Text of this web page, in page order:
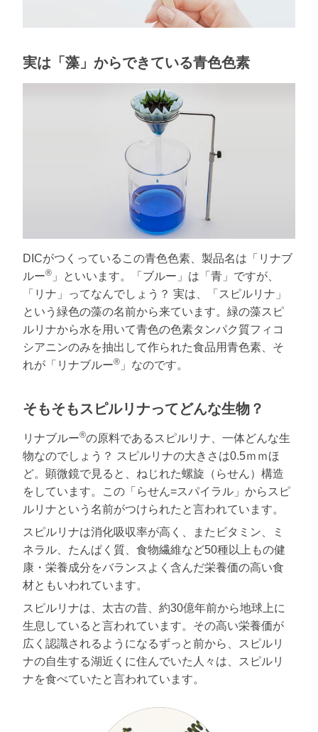
実は「藻」からできている青色色素
DICがつくっているこの青色色素、製品名は「リナブ
ルー® 」といいます。「ブルー」は「青」ですが、
「リナ」ってなんでしょう？ 実は、「スピルリナ」
という緑色の藻の名前から来ています。緑の藻スピ
ルリナから水を用いて青色の色素タンパク質フィコ
シアニンのみを抽出して作られた食品用青色素、そ
れが「リナブルー® 」なのです。
そもそもスピルリナってどんな生物？
リナブルー®の原料であるスピルリナ、一体どんな生
物なのでしょう？ スピルリナの大きさは0.5ｍｍほ
ど。顕微鏡で見ると、ねじれた螺旋（らせん）構造
をしています。この「らせん=スパイラル」からスピ
ルリナという名前がつけられたと言われています。
スピルリナは消化吸収率が高く、またビタミン、ミ
ネラル、たんぱく質、食物繊維など50種以上もの健
康・栄養成分をバランスよく含んだ栄養価の高い食
材ともいわれています。
スピルリナは、太古の昔、約30億年前から地球上に
生息していると言われています。その高い栄養価が
広く認識されるようになるずっと前から、スピルリ
ナの自生する湖近くに住んでいた人々は、スピルリ
ナを食べていたと言われています。